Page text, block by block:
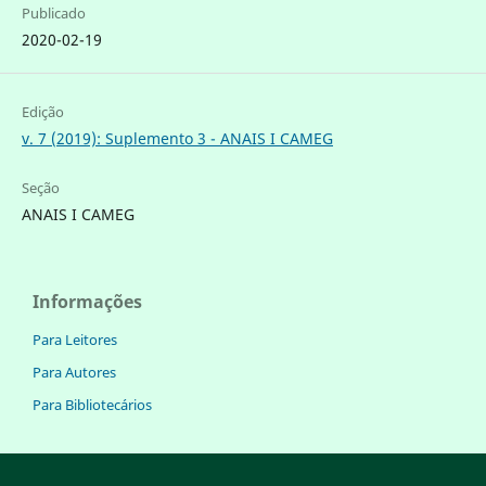
Publicado
2020-02-19
Edição
v. 7 (2019): Suplemento 3 - ANAIS I CAMEG
Seção
ANAIS I CAMEG
Informações
Para Leitores
Para Autores
Para Bibliotecários